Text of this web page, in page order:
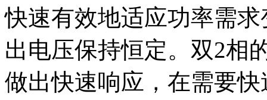
快速有效地适应功率需
出电压保持恒定。双2相
做出快速响应，在需要